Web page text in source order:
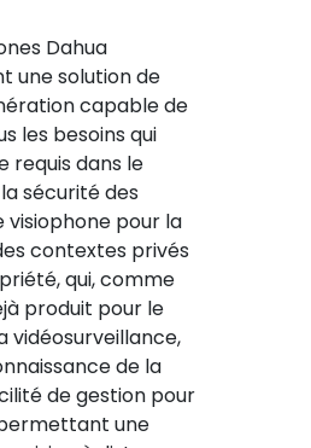
Dahua
une solution de
capable de
les besoins qui
requis dans le
sécurité des
visiophone pour la
contextes privés
qui, comme
produit pour le
vidéosurveillance,
de la
de gestion pour
une